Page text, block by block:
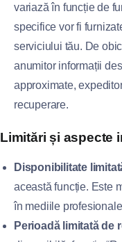
variază în funcție de
specifice vor fi
serviciului tău. De
anumitor informații
approximate,
recuperare.
Limitări și aspecte
Disponibilitate
această funcție. Este
în mediile
Perioadă limitată de